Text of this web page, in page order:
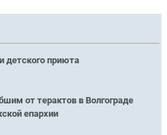
детского приюта
от терактов в Волгограде
епархии